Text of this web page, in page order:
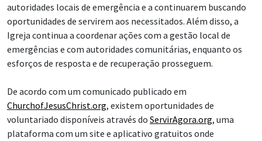
autoridades locais de emergência e a continuarem buscando
oportunidades de servirem aos necessitados. Além disso, a
Igreja continua a coordenar ações com a gestão local de
emergências e com autoridades comunitárias, enquanto os
esforços de resposta e de recuperação prosseguem.
De acordo com um comunicado publicado em
ChurchofJesusChrist.org, existem oportunidades de
voluntariado disponíveis através do ServirAgora.org, uma
plataforma com um site e aplicativo gratuitos onde